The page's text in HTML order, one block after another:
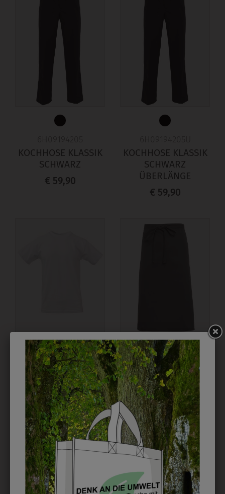
KOCHHOSE KLASSIK
SCHWARZ
€ 59,90
KOCHHOSE KLASSIK
SCHWARZ
ÜBERLÄNGE
€ 59,90
3003T001
T-SHIRT
€ 6,90
6HSW75170000
SCHÜRZE 75 GRIFFIN
€ 18,90